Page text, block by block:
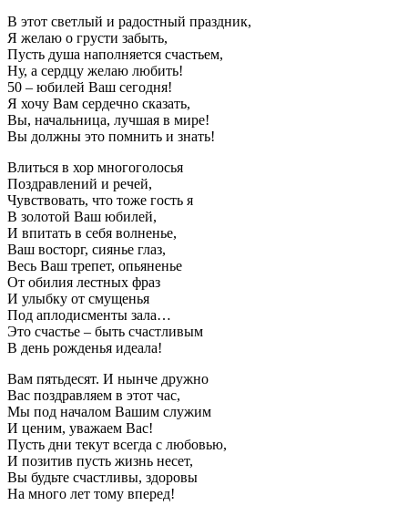
В этот светлый и радостный праздник,
Я желаю о грусти забыть,
Пусть душа наполняется счастьем,
Ну, а сердцу желаю любить!
50 – юбилей Ваш сегодня!
Я хочу Вам сердечно сказать,
Вы, начальница, лучшая в мире!
Вы должны это помнить и знать!
Влиться в хор многоголосья
Поздравлений и речей,
Чувствовать, что тоже гость я
В золотой Ваш юбилей,
И впитать в себя волненье,
Ваш восторг, сиянье глаз,
Весь Ваш трепет, опьяненье
От обилия лестных фраз
И улыбку от смущенья
Под аплодисменты зала…
Это счастье – быть счастливым
В день рожденья идеала!
Вам пятьдесят. И нынче дружно
Вас поздравляем в этот час,
Мы под началом Вашим служим
И ценим, уважаем Вас!
Пусть дни текут всегда с любовью,
И позитив пусть жизнь несет,
Вы будьте счастливы, здоровы
На много лет тому вперед!